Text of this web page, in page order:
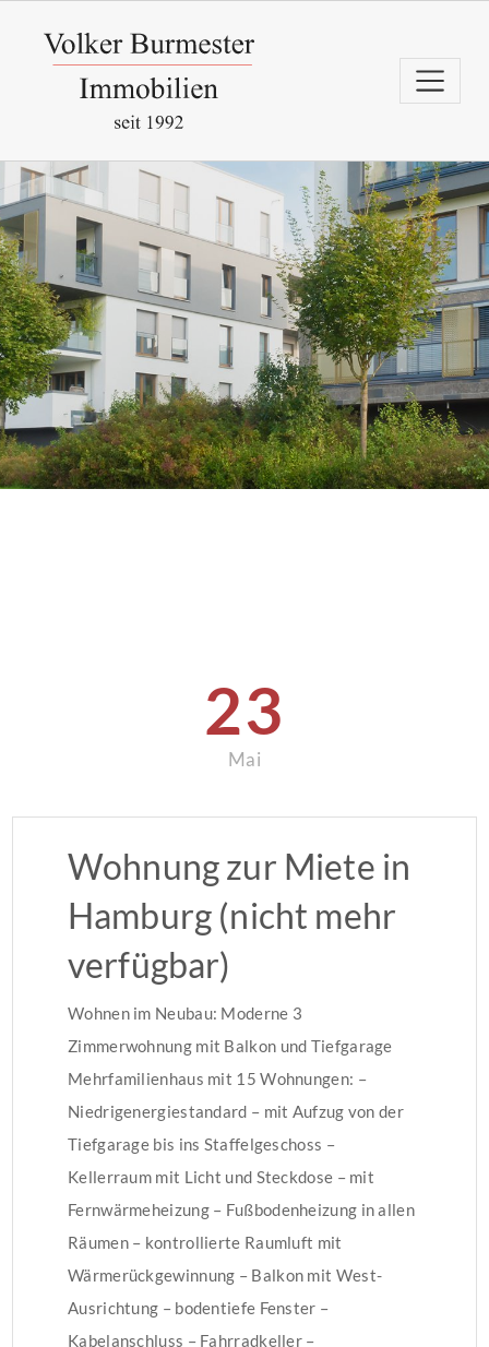
23
Mai
Wohnung zur Miete in
Hamburg (nicht mehr
verfügbar)
Wohnen im Neubau: Moderne 3
Zimmerwohnung mit Balkon und Tiefgarage
Mehrfamilienhaus mit 15 Wohnungen: –
Niedrigenergiestandard – mit Aufzug von der
Tiefgarage bis ins Staffelgeschoss –
Kellerraum mit Licht und Steckdose – mit
Fernwärmeheizung – Fußbodenheizung in allen
Räumen – kontrollierte Raumluft mit
Wärmerückgewinnung – Balkon mit West-
Ausrichtung – bodentiefe Fenster –
Kabelanschluss – Fahrradkeller –